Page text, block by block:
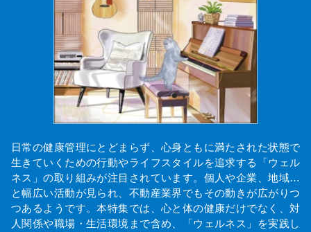
日常の健康管理にとどまらず、心身ともに満たされた状態で
生きていくための行動やライフスタイルを追求する「ウェル
ネス」の取り組みが注目されています。個人や企業、地域…
と幅広い活動が見られ、不動産業界でもその動きが広がりつ
つあるようです。本特集では、心と体の健康だけでなく、対
人関係や職場・生活環境まで含め、「ウェルネス」を実践し